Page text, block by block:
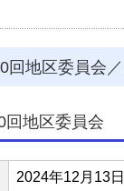
回地区委員会
回地区委員会
2024年12月13